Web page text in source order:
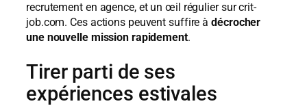
recrutement en agence, et un œil régulier sur crit-
job.com. Ces actions peuvent suffire àdécrocher
une nouvelle mission rapidement.
Tirer parti de ses
expériences estivales